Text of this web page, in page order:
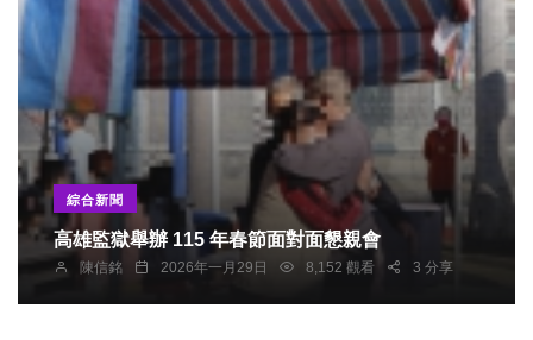
綜合新聞
高雄監獄舉辦 115 年春節面對面懇親會
陳信銘 2026年一月29日 8,152 觀看 3 分享